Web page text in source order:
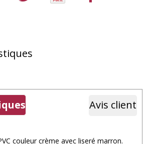
Avis client
couleur crème avec liseré marron.